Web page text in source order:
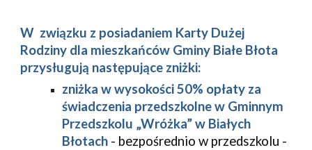
W związku z posiadaniem Karty Dużej
Rodziny dla mieszkańców Gminy Białe Błota
przysługują następujące zniżki:
zniżka w wysokości 50% opłaty za
świadczenia przedszkolne w Gminnym
Przedszkolu „Wróżka” w Białych
Błotach - bezpośrednio w przedszkolu -